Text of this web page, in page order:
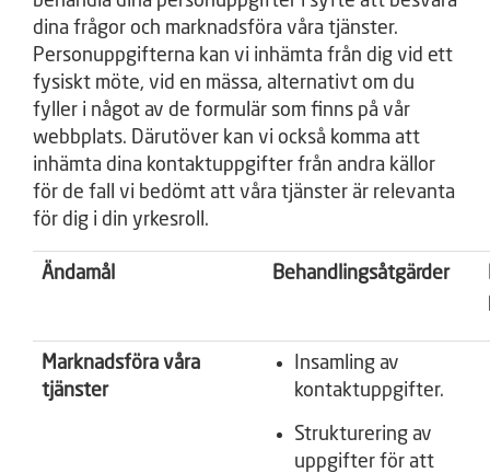
dina frågor och marknadsföra våra tjänster.
Personuppgifterna kan vi inhämta från dig vid ett
fysiskt möte, vid en mässa, alternativt om du
fyller i något av de formulär som finns på vår
webbplats. Därutöver kan vi också komma att
inhämta dina kontaktuppgifter från andra källor
för de fall vi bedömt att våra tjänster är relevanta
för dig i din yrkesroll.
Ändamål Behandlingsåtgärder
Marknadsföra våra
tjänster
Insamling av
kontaktuppgifter.
Strukturering av
uppgifter för att